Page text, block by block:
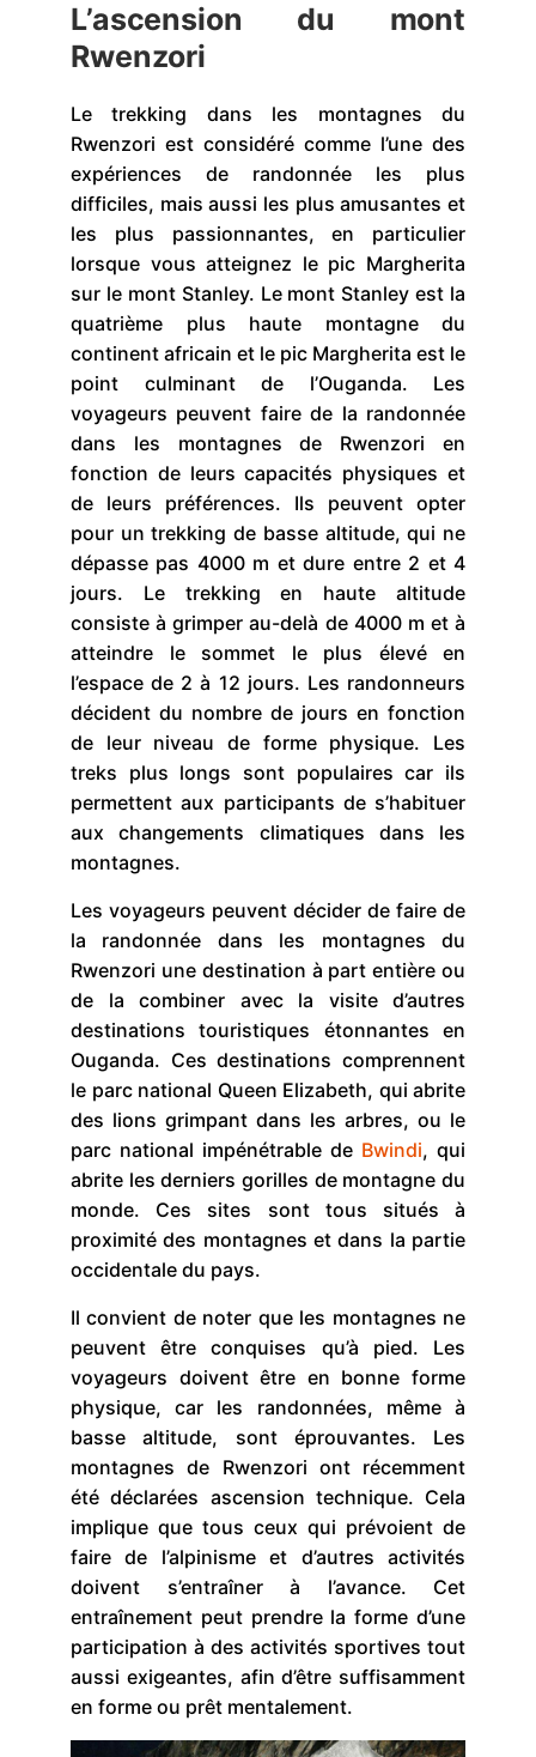
L’ascension du mont
Rwenzori
Le trekking dans les montagnes du
Rwenzori est considéré comme l’une des
expériences de randonnée les plus
difficiles, mais aussi les plus amusantes et
les plus passionnantes, en particulier
lorsque vous atteignez le pic Margherita
sur le mont Stanley. Le mont Stanley est la
quatrième plus haute montagne du
continent africain et le pic Margherita est le
point culminant de l’Ouganda. Les
voyageurs peuvent faire de la randonnée
dans les montagnes de Rwenzori en
fonction de leurs capacités physiques et
de leurs préférences. Ils peuvent opter
pour un trekking de basse altitude, qui ne
dépasse pas 4000 m et dure entre 2 et 4
jours. Le trekking en haute altitude
consiste à grimper au-delà de 4000 m et à
atteindre le sommet le plus élevé en
l’espace de 2 à 12 jours. Les randonneurs
décident du nombre de jours en fonction
de leur niveau de forme physique. Les
treks plus longs sont populaires car ils
permettent aux participants de s’habituer
aux changements climatiques dans les
montagnes.
Les voyageurs peuvent décider de faire de
la randonnée dans les montagnes du
Rwenzori une destination à part entière ou
de la combiner avec la visite d’autres
destinations touristiques étonnantes en
Ouganda. Ces destinations comprennent
le parc national Queen Elizabeth, qui abrite
des lions grimpant dans les arbres, ou le
parc national impénétrable de Bwindi, qui
abrite les derniers gorilles de montagne du
monde. Ces sites sont tous situés à
proximité des montagnes et dans la partie
occidentale du pays.
Il convient de noter que les montagnes ne
peuvent être conquises qu’à pied. Les
voyageurs doivent être en bonne forme
physique, car les randonnées, même à
basse altitude, sont éprouvantes. Les
montagnes de Rwenzori ont récemment
été déclarées ascension technique. Cela
implique que tous ceux qui prévoient de
faire de l’alpinisme et d’autres activités
doivent s’entraîner à l’avance. Cet
entraînement peut prendre la forme d’une
participation à des activités sportives tout
aussi exigeantes, afin d’être suffisamment
en forme ou prêt mentalement.